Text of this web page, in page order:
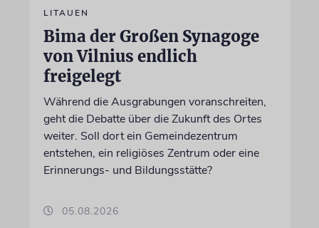
LITAUEN
Bima der Großen Synagoge
von Vilnius endlich
freigelegt
Während die Ausgrabungen voranschreiten,
geht die Debatte über die Zukunft des Ortes
weiter. Soll dort ein Gemeindezentrum
entstehen, ein religiöses Zentrum oder eine
Erinnerungs- und Bildungsstätte?
05.08.2026